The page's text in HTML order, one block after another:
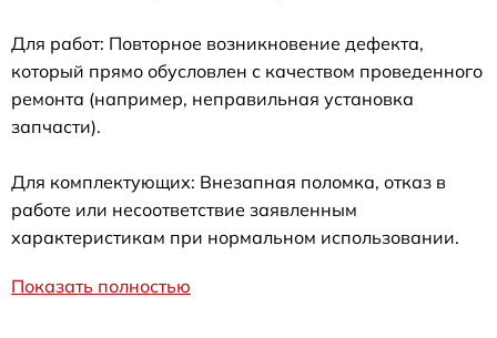
Для работ: Повторное возникновение дефекта,
который прямо обусловлен с качеством проведенного
ремонта (например, неправильная установка
запчасти).
Для комплектующих: Внезапная поломка, отказ в
работе или несоответствие заявленным
характеристикам при нормальном использовании.
Показать полностью